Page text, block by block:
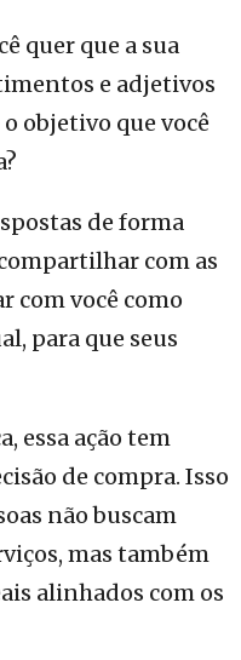
quer que a sua
e adjetivos
objetivo que você
de forma
com as
com você como
para que seus
essa ação tem
de compra. Isso
não buscam
mas também
alinhados com os